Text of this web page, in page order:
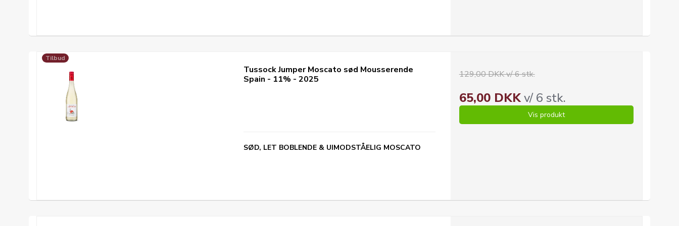
Tilbud
Tussock Jumper Moscato sød Mousserende
Spain - 11% - 2025
SØD, LET BOBLENDE & UIMODSTÅELIG MOSCATO
129,00 DKK v/ 6 stk.
65,00 DKKv/ 6 stk.
Vis produkt